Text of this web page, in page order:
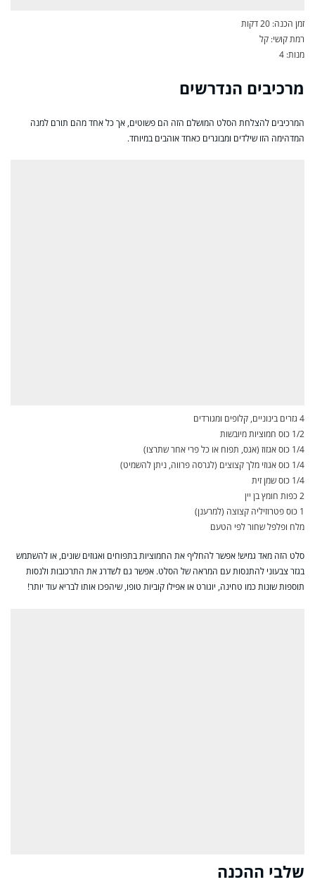
זמן הכנה: 20 דקות
רמת קושי: קל
מנות: 4
מרכיבים הנדרשים
המרכיבים להצלחת הסלט המושלם הזה הם פשוטים, אך כל אחד מהם תורם למנה
המדהימה הזו שילדים ומבוגרים כאחד אוהבים במיוחד.
4 גזרים בינוניים, קלופים ומגורדים
1/2 כוס חמוציות מיובשות
1/4 כוס אגזוז (אגס, תפוח או כל פרי אחר שתרצו)
1/4 כוס אגוזי מלך קצוצים (לגרסה פרווה, ניתן להשמיט)
1/4 כוס שמן זית
2 כפות חומץ בן יין
1 כוס פטרוזיליה קצוצה (למרענן)
מלח ופלפל שחור לפי הטעם
סלט הזה מאד גמיש! אפשר להחליף את החמוציות בתפוחים ואגוזים שונים, או להשתמש
בגזר צבעוני להתנסות עם המראה של הסלט. אפשר גם לשדרג את התרכובות ולנסות
תוספות שונות כמו טחינה, יוגורט או אפילו קוביות טופו, שיהפכו אותו לבריא עוד יותר!
שלבי ההכנה